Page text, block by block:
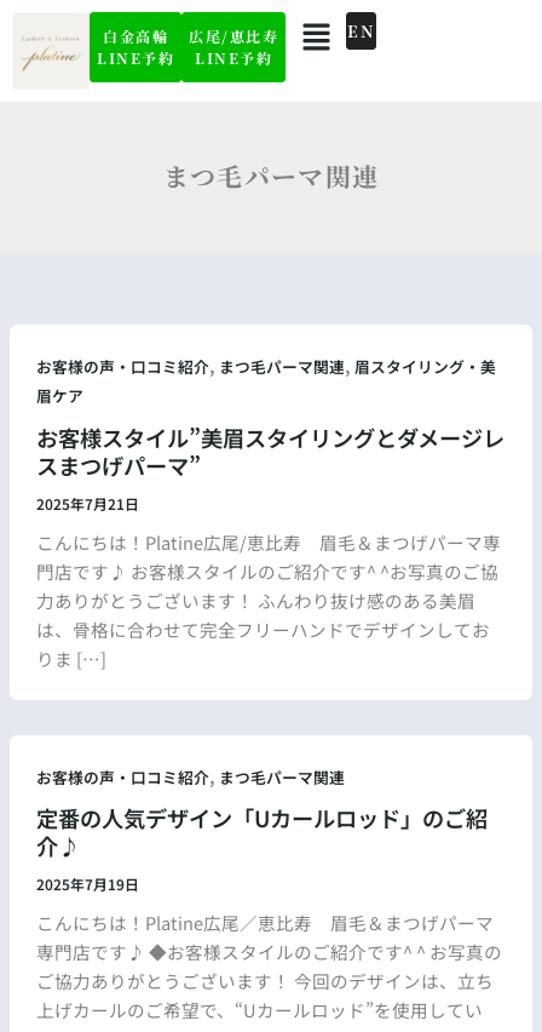
白金高輪
LINE予約
広尾/恵比寿
LINE予約
メ
ニ
EN
まつ毛パーマ関連
お客様の声・口コミ紹介, まつ毛パーマ関連, 眉スタイリング・美
眉ケア
お客様スタイル”美眉スタイリングとダメージレ
スまつげパーマ”
2025年7月21日
こんにちは！Platine広尾/恵比寿 眉毛＆まつげパーマ専
門店です♪ お客様スタイルのご紹介です^ ^お写真のご協
力ありがとうございます！ ふんわり抜け感のある美眉
は、骨格に合わせて完全フリーハンドでデザインしてお
りま […]
お客様の声・口コミ紹介, まつ毛パーマ関連
定番の人気デザイン「Uカールロッド」のご紹
介♪
2025年7月19日
こんにちは！Platine広尾／恵比寿 眉毛＆まつげパーマ
専門店です♪ ◆お客様スタイルのご紹介です^ ^ お写真の
ご協力ありがとうございます！ 今回のデザインは、立ち
上げカールのご希望で、“Uカールロッド”を使用してい